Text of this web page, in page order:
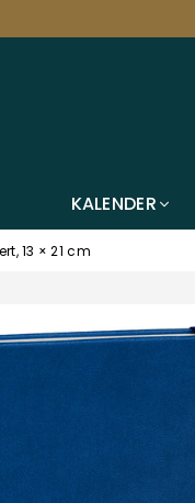
KALENDER
13 × 21 cm